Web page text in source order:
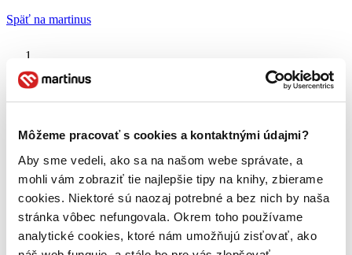
Môžeme pracovať s cookies a kontaktnými údajmi?
Aby sme vedeli, ako sa na našom webe správate, a
mohli vám zobraziť tie najlepšie tipy na knihy, zbierame
cookies. Niektoré sú naozaj potrebné a bez nich by naša
stránka vôbec nefungovala. Okrem toho používame
analytické cookies, ktoré nám umožňujú zisťovať, ako
Späť na martinus
Dominique Dupuich
O nás
Náš príbeh
Galéria Martinusu
Zodpovednosť
Sme B Corp